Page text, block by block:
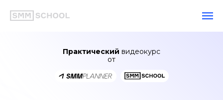
Практический видеокурс
от